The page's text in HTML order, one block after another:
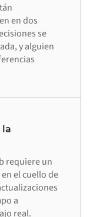
en dos
se
y alguien
la
requiere un
el cuello de
a
real.